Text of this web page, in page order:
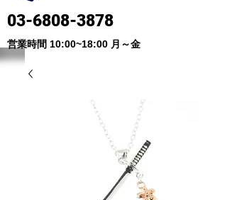
03-6808-3878
営業時間 10:00~18:00 月～金